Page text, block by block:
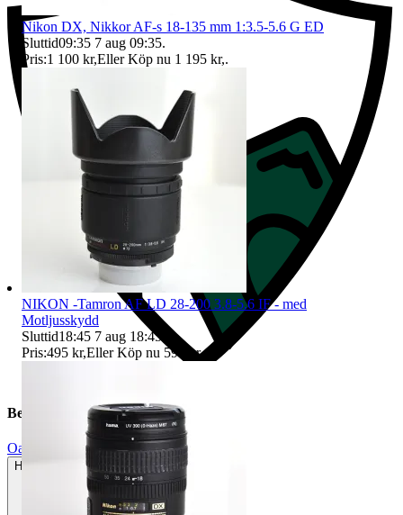
Beskrivning
Oanvänt
Helt ny och aldrig använd
Nikon DX, Nikkor AF-s 18-135 mm 1:3.5-5.6 G ED
Sluttid09:35 7 aug 09:35.
Pris:1 100 kr,Eller Köp nu 1 195 kr,.
NIKON -Tamron AF LD 28-200 3.8-5.6 IF - med
Motljusskydd
Sluttid18:45 7 aug 18:45
Pris:495 kr,Eller Köp nu 595 kr,.